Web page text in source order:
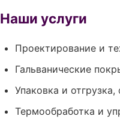
Наши услуги
Проектирование и
Гальванические
Упаковка и
Термообработка и